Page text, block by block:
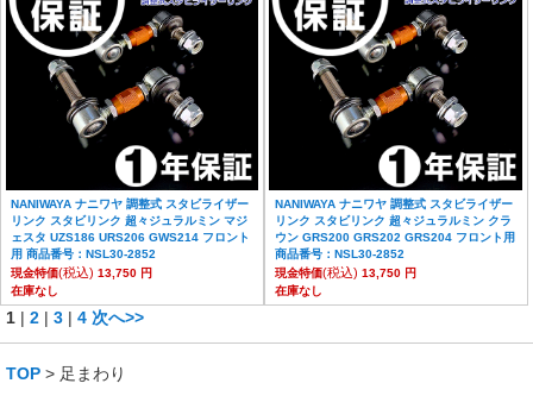
NANIWAYA ナニワヤ 調整式 スタビライザー
リンク スタビリンク 超々ジュラルミン マジ
ェスタ UZS186 URS206 GWS214 フロント
用 商品番号：NSL30-2852
現金特価(税込) 13,750 円
在庫なし
NANIWAYA ナニワヤ 調整式 スタビライザー
リンク スタビリンク 超々ジュラルミン クラ
ウン GRS200 GRS202 GRS204 フロント用
商品番号：NSL30-2852
現金特価(税込) 13,750 円
在庫なし
1 | 2 | 3 | 4 次へ>>
TOP > 足まわり